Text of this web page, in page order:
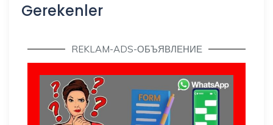
Gerekenler
REKLAM-ADS-ОБЪЯВЛЕНИЕ